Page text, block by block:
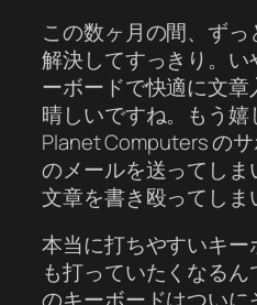
この数ヶ月の間、ず
解決してすっきり。
ーボードで快適に文
晴しいですね。もう嬉
Planet Computers の
のメールを送ってし
文章を書き殴ってしま
本当に打ちやすいキ
も打っていたくなるん